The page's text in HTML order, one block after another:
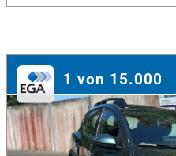
1 von 15.000